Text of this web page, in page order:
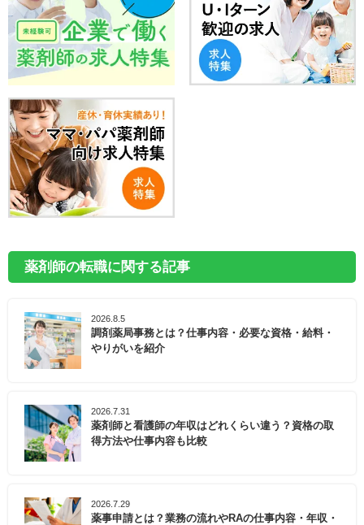
薬剤師の転職に関する記事
2026.8.5
調剤薬局事務とは？仕事内容・必要な資格・給料・
やりがいを紹介
2026.7.31
薬剤師と看護師の年収はどれくらい違う？資格の取
得方法や仕事内容も比較
2026.7.29
薬事申請とは？業務の流れやRAの仕事内容・年収・